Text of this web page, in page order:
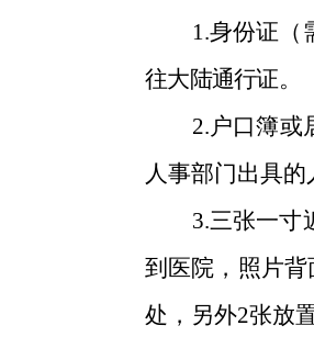
1.身份证（
往大陆通行证。
2.户口簿或
人事部门出具
3.三张一寸
到医院，照片
处，另外2张放